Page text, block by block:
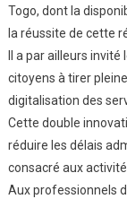
Togo, dont la
la réussite de cette
Il a par ailleurs
citoyens à tirer
digitalisation des
Cette double
réduire les délais
consacré aux
Aux professionnels